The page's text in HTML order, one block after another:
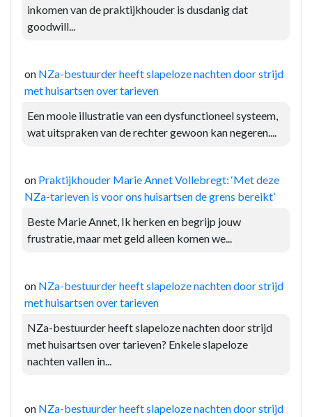
inkomen van de praktijkhouder is dusdanig dat
goodwill...
on NZa-bestuurder heeft slapeloze nachten door strijd
met huisartsen over tarieven
Een mooie illustratie van een dysfunctioneel systeem,
wat uitspraken van de rechter gewoon kan negeren....
on Praktijkhouder Marie Annet Vollebregt: ‘Met deze
NZa-tarieven is voor ons huisartsen de grens bereikt’
Beste Marie Annet, Ik herken en begrijp jouw
frustratie, maar met geld alleen komen we...
on NZa-bestuurder heeft slapeloze nachten door strijd
met huisartsen over tarieven
NZa-bestuurder heeft slapeloze nachten door strijd
met huisartsen over tarieven? Enkele slapeloze
nachten vallen in...
on NZa-bestuurder heeft slapeloze nachten door strijd